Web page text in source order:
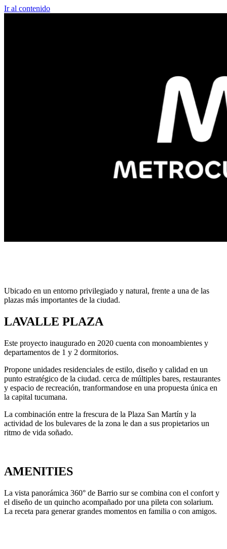
Ir al contenido
Ubicado en un entorno privilegiado y natural, frente a una de las
plazas más importantes de la ciudad.
LAVALLE PLAZA
Este proyecto inaugurado en 2020 cuenta con monoambientes y
departamentos de 1 y 2 dormitorios.
Propone unidades residenciales de estilo, diseño y calidad en un
punto estratégico de la ciudad. cerca de múltiples bares, restaurantes
y espacio de recreación, tranformandose en una propuesta única en
la capital tucumana.
La combinación entre la frescura de la Plaza San Martín y la
actividad de los bulevares de la zona le dan a sus propietarios un
ritmo de vida soñado.
AMENITIES
La vista panorámica 360° de Barrio sur se combina con el confort y
el diseño de un quincho acompañado por una pileta con solarium.
La receta para generar grandes momentos en familia o con amigos.